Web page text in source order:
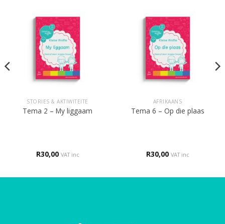
STORIES & AKTIWITEITE
Tema 2 – My liggaam
R30,00 VAT inc
AFRIKAANS
Tema 6 – Op die plaas
R30,00 VAT inc